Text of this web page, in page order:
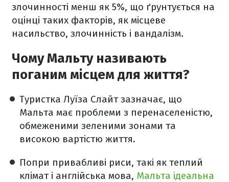
злочинності менш як 5%, що ґрунтується на
оцінці таких факторів, як місцеве
насильство, злочинність і вандалізм.
Чому Мальту називають
поганим місцем для життя?
Туристка Луїза Слайт зазначає, що
Мальта має проблеми з перенаселеністю,
обмеженими зеленими зонами та
високою вартістю життя.
Попри привабливі риси, такі як теплий
клімат і англійська мова, Мальта ідеальна